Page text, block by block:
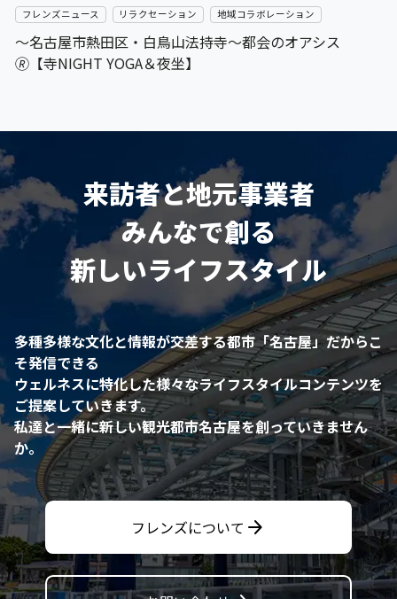
フレンズニュース リラクセーション 地域コラボレーション
～名古屋市熱田区・白鳥山法持寺～都会のオアシス
🄬【寺NIGHT YOGA＆夜坐】
来訪者と地元事業者
みんなで創る
新しいライフスタイル
多種多様な文化と情報が交差する都市「名古屋」だからこ
そ発信できる
ウェルネスに特化した様々なライフスタイルコンテンツを
ご提案していきます。
私達と一緒に新しい観光都市名古屋を創っていきません
か。
フレンズについて arrow_forward